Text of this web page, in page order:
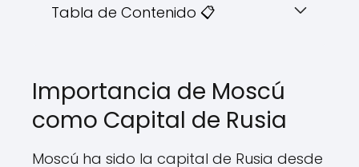
Tabla de Contenido 📋
Importancia de Moscú
como Capital de Rusia
Moscú ha sido la capital de Rusia desde